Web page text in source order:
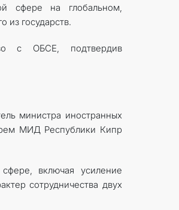
сфере на глобальном,
из государств.
с ОБСЕ, подтвердив
министра иностранных
МИД Республики Кипр
включая усиление
сотрудничества двух